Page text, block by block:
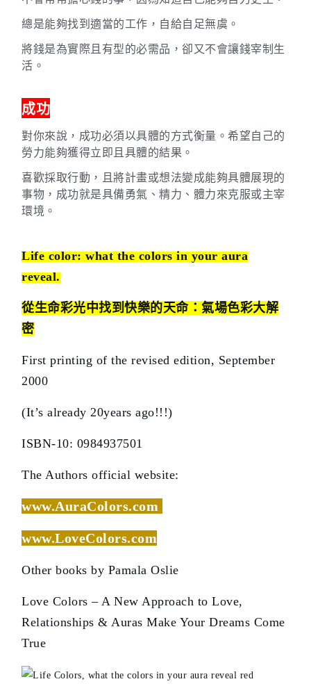
總是能夠找到適當的工作，自給自足無虞。
將錢是為實際且有型的必需品，卻又不會讓錢宰制生
活。
成功
對你來說，成功必須以具體的方式衡量。希望自己的
勞力能夠獲得立即且具體的結果。
喜歡採取行動，且將計畫或想法變成能夠具體展現的
事物，成功就是具備勇氣、精力、體力來克服或主宰
環境。
Life color:what the colors in your aura
reveal.
從生命彩光中找到快樂的天命：氣場色彩大解
密
First printing of the revised edition, September
2000
(It’s already 20years ago!!!)
ISBN-10: 0984937501
The Authors official website:
www.AuraColors.com
www.LoveColors.com
Other books by Pamala Oslie
Love Colors – A New Approach to Love,
Relationships & Auras Make Your Dreams Come
True